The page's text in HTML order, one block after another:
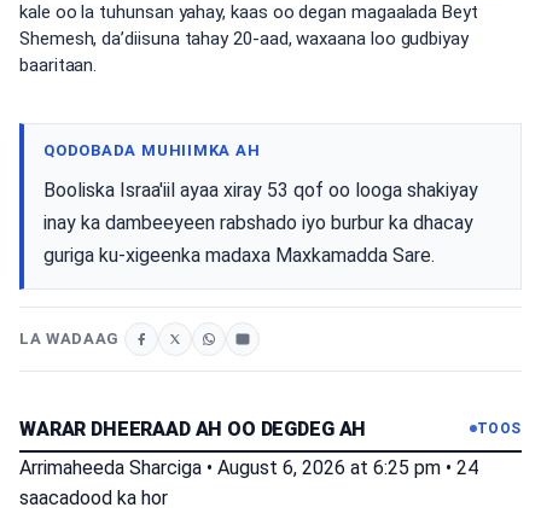
kale oo la tuhunsan yahay, kaas oo degan magaalada Beyt
Shemesh, da’diisuna tahay 20-aad, waxaana loo gudbiyay
baaritaan.
QODOBADA MUHIIMKA AH
Booliska Israa'iil ayaa xiray 53 qof oo looga shakiyay
inay ka dambeeyeen rabshado iyo burbur ka dhacay
guriga ku-xigeenka madaxa Maxkamadda Sare.
LA WADAAG
WARAR DHEERAAD AH OO DEGDEG AH TOOS
Arrimaheeda Sharciga • August 6, 2026 at 6:25 pm • 24
saacadood ka hor